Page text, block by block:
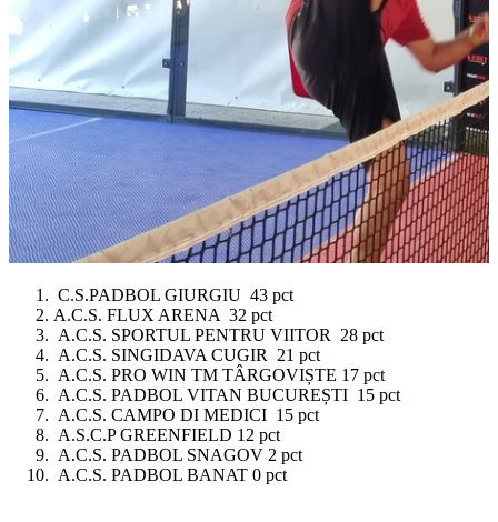
C.S.PADBOL GIURGIU 43 pct
A.C.S. FLUX ARENA 32 pct
A.C.S. SPORTUL PENTRU VIITOR 28 pct
A.C.S. SINGIDAVA CUGIR 21 pct
A.C.S. PRO WIN TM TÂRGOVIȘTE 17 pct
A.C.S. PADBOL VITAN BUCUREȘTI 15 pct
A.C.S. CAMPO DI MEDICI 15 pct
A.S.C.P GREENFIELD 12 pct
A.C.S. PADBOL SNAGOV 2 pct
A.C.S. PADBOL BANAT 0 pct